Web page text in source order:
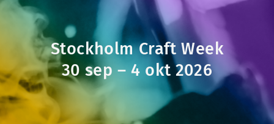
Stockholm Craft Week
30 sep – 4 okt 2026